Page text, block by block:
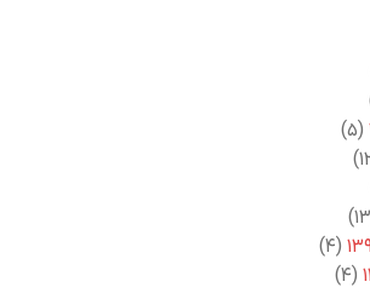
(۵)
(۴)
(۴)